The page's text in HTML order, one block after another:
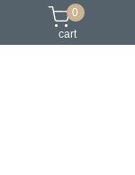
0
cart